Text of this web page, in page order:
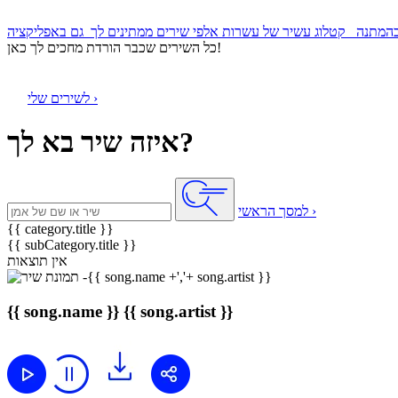
כל השירים שכבר הורדת מחכים לך כאן!
לשירים שלי ›
איזה שיר בא לך?
למסך הראשי ›
{{ category.title }}
{{ subCategory.title }}
אין תוצאות
{{ song.name }} {{ song.artist }}